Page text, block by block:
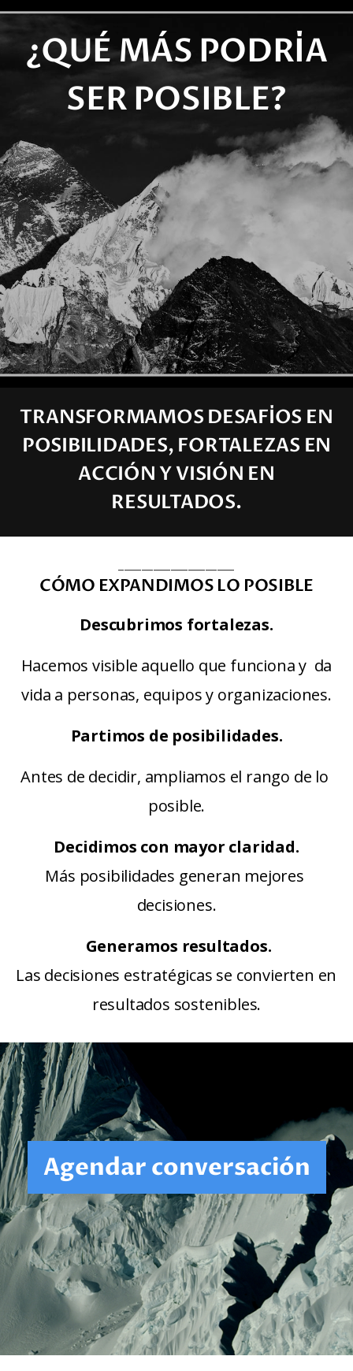
¿QUÉ MÁS PODRÍA
SER POSIBLE?
TRANSFORMAMOS DESAFÍOS EN
POSIBILIDADES, FORTALEZAS EN
ACCIÓN Y VISIÓN EN
RESULTADOS.
CÓMO EXPANDIMOS LO POSIBLE
Descubrimos fortalezas.
Hacemos visible aquello que funciona y  da
vida a personas, equipos y organizaciones.
Partimos de posibilidades.
Antes de decidir, ampliamos el rango de lo
posible.
Decidimos con mayor claridad.
Más posibilidades generan mejores
decisiones.
Generamos resultados.
Las decisiones estratégicas se convierten en
resultados sostenibles.
Agendar conversación